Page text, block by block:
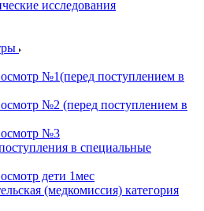
исследования
№1(перед поступлением в
№2 (перед поступлением в
№3
в специальные
дети 1мес
(медкомиссия) категория